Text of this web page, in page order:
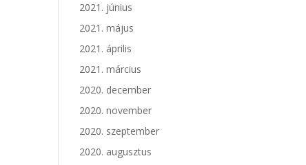
2021. június
2021. május
2021. április
2021. március
2020. december
2020. november
2020. szeptember
2020. augusztus